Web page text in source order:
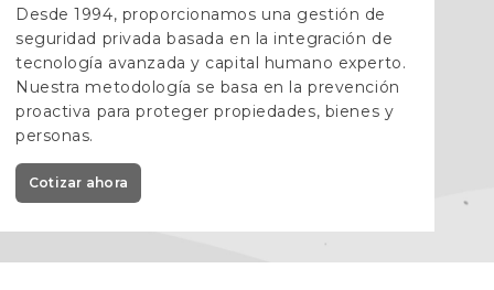
Desde 1994, proporcionamos una gestión de
seguridad privada basada en la integración de
tecnología avanzada y capital humano experto.
Nuestra metodología se basa en la prevención
proactiva para proteger propiedades, bienes y
personas.
Cotizar ahora